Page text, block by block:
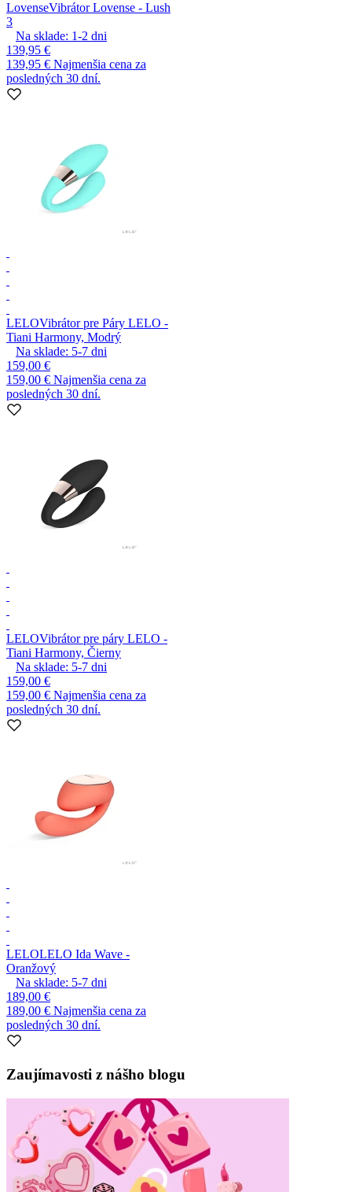
LovenseVibrátor Lovense - Lush
3
Na sklade: 1-2 dni
139,95 €
139,95 € Najmenšia cena za
posledných 30 dní.
LELOVibrátor pre Páry LELO -
Tiani Harmony, Modrý
Na sklade: 5-7 dni
159,00 €
159,00 € Najmenšia cena za
posledných 30 dní.
LELOVibrátor pre páry LELO -
Tiani Harmony, Čierny
Na sklade: 5-7 dni
159,00 €
159,00 € Najmenšia cena za
posledných 30 dní.
LELOLELO Ida Wave -
Oranžový
Na sklade: 5-7 dni
189,00 €
189,00 € Najmenšia cena za
posledných 30 dní.
Zaujímavosti z nášho blogu